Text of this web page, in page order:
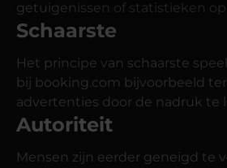
getuigenissen of statistieken
Schaarste
Het principe van schaarste
bij booking.com bijvoorbeeld
advertenties door de nadruk te
Autoriteit
Mensen zijn eerder geneigd te